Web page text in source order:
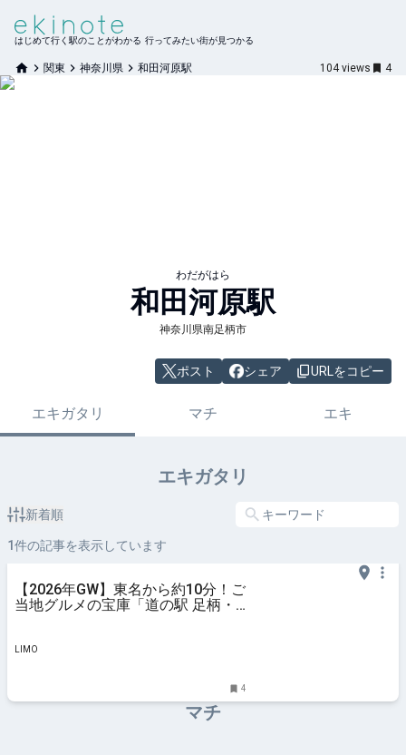
はじめて行く駅のことがわかる 行ってみたい街が見つかる
関東 神奈川県 和田河原駅 104 views 4
わだがはら
和田河原駅
神奈川県南足柄市
ポスト シェア URLをコピー
エキガタリ マチ エキ
エキガタリ
新着順
1件の記事を表示しています
【2026年GW】東名から約10分！ご
当地グルメの宝庫「道の駅 足柄・
牛乳も！特産品が大集合の道の駅 |
LIMO
4
マチ